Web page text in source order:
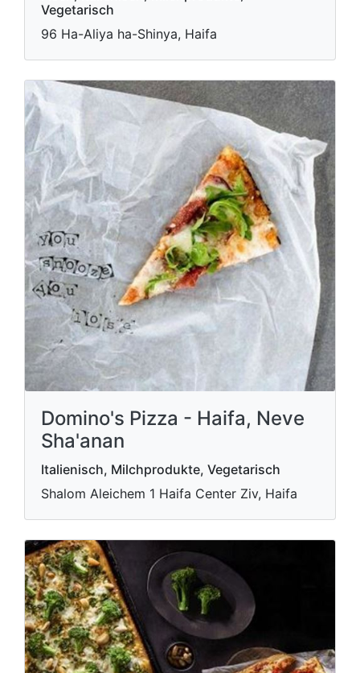
Vegetarisch
96 Ha-Aliya ha-Shinya, Haifa
Domino's Pizza - Haifa, Neve
Sha'anan
Italienisch, Milchprodukte, Vegetarisch
Shalom Aleichem 1 Haifa Center Ziv, Haifa